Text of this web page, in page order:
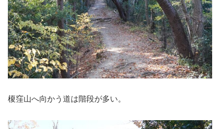
榎窪山へ向かう道は階段が多い。